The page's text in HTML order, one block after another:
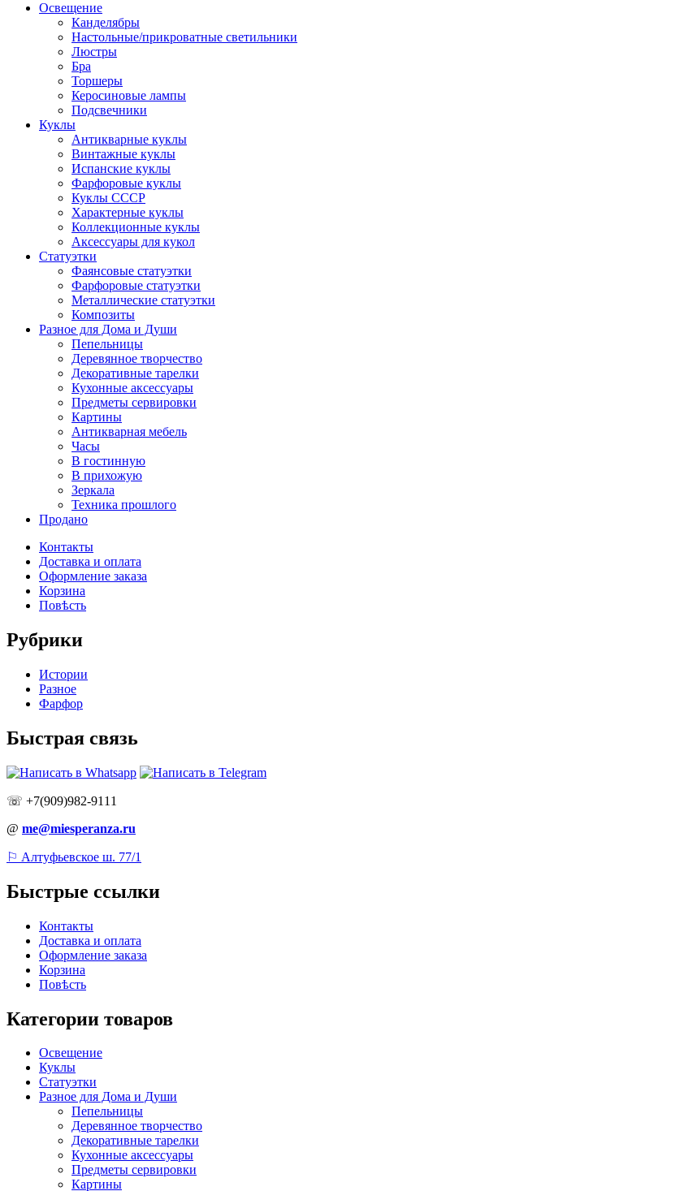
Освещение
Канделябры
Настольные/прикроватные светильники
Люстры
Бра
Торшеры
Керосиновые лампы
Подсвечники
Куклы
Антикварные куклы
Винтажные куклы
Испанские куклы
Фарфоровые куклы
Куклы СССР
Характерные куклы
Коллекционные куклы
Аксессуары для кукол
Статуэтки
Фаянсовые статуэтки
Фарфоровые статуэтки
Металлические статуэтки
Композиты
Разное для Дома и Души
Пепельницы
Деревянное творчество
Декоративные тарелки
Кухонные аксессуары
Предметы сервировки
Картины
Антикварная мебель
Часы
В гостинную
В прихожую
Зеркала
Техника прошлого
Продано
Контакты
Доставка и оплата
Оформление заказа
Корзина
Повѣсть
Рубрики
Истории
Разное
Фарфор
Быстрая связь
☏ +7(909)982-9111
@ me@miesperanza.ru
⚐ Алтуфьевское ш. 77/1
Быстрые ссылки
Контакты
Доставка и оплата
Оформление заказа
Корзина
Повѣсть
Категории товаров
Освещение
Куклы
Статуэтки
Разное для Дома и Души
Пепельницы
Деревянное творчество
Декоративные тарелки
Кухонные аксессуары
Предметы сервировки
Картины